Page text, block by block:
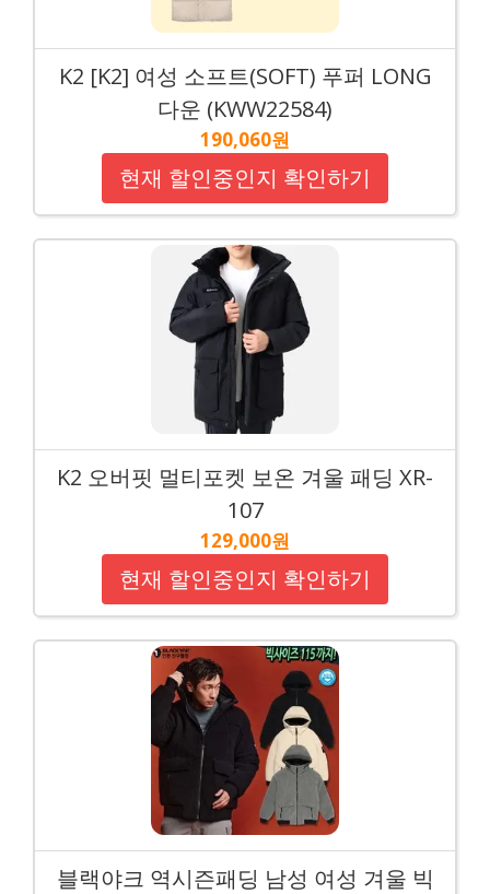
K2 [K2] 여성 소프트(SOFT) 푸퍼 LONG
다운 (KWW22584)
190,060원
현재 할인중인지 확인하기
K2 오버핏 멀티포켓 보온 겨울 패딩 XR-
107
129,000원
현재 할인중인지 확인하기
블랙야크 역시즌패딩 남성 여성 겨울 빅